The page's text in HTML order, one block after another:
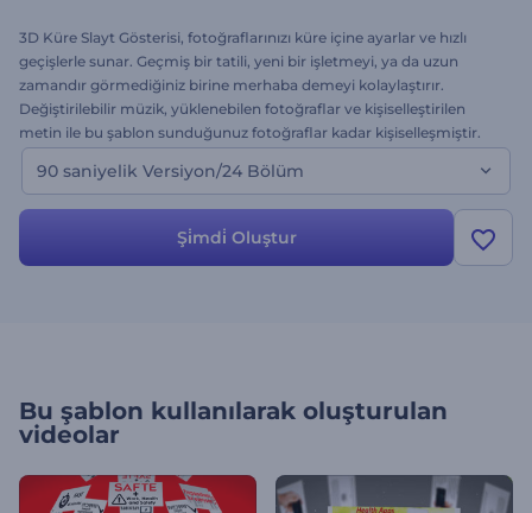
3D Küre Slayt Gösterisi, fotoğraflarınızı küre içine ayarlar ve hızlı
geçişlerle sunar. Geçmiş bir tatili, yeni bir işletmeyi, ya da uzun
zamandır görmediğiniz birine merhaba demeyi kolaylaştırır.
Değiştirilebilir müzik, yüklenebilen fotoğraflar ve kişiselleştirilen
metin ile bu şablon sunduğunuz fotoğraflar kadar kişiselleşmiştir.
Bu şablonun 90 saniyelik versiyonudur.
90 saniyelik Versiyon/24 Bölüm
Şi̇mdi̇ Oluştur
Bu şablon kullanılarak oluşturulan
videolar